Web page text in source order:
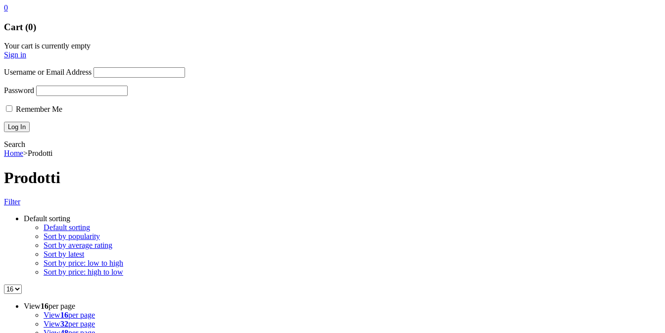
0
Cart (0)
Your cart is currently empty
Sign in
Username or Email Address
Password
Remember Me
Search
Home>Prodotti
Prodotti
Filter
Default sorting
Default sorting
Sort by popularity
Sort by average rating
Sort by latest
Sort by price: low to high
Sort by price: high to low
View16per page
View16per page
View32per page